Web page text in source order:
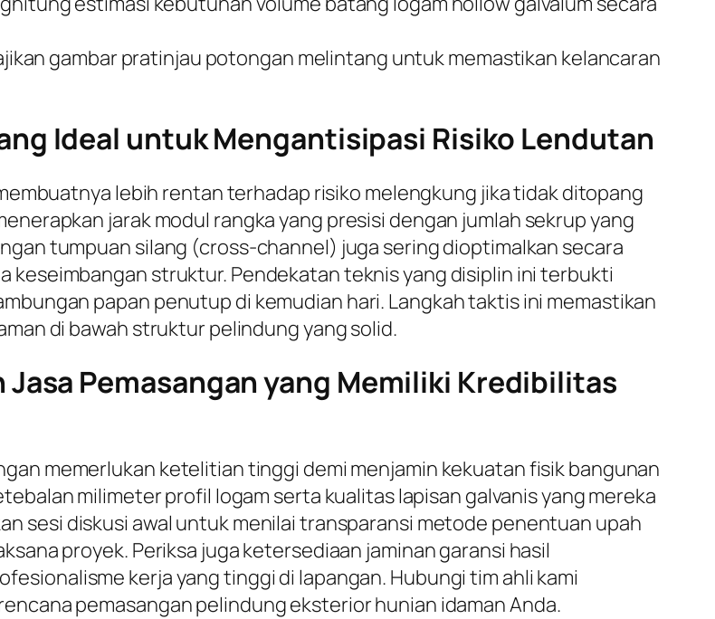
gambar pratinjau potongan melintang untuk memastikan kelancaran
Ideal untuk Mengantisipasi Risiko Lendutan
lebih rentan terhadap risiko melengkung jika tidak ditopang
jarak modul rangka yang presisi dengan jumlah sekrup yang
tumpuan silang (cross-channel) juga sering dioptimalkan secara
keseimbangan struktur. Pendekatan teknis yang disiplin ini terbukti
papan penutup di kemudian hari. Langkah taktis ini memastikan
di bawah struktur pelindung yang solid.
Pemasangan yang Memiliki Kredibilitas
memerlukan ketelitian tinggi demi menjamin kekuatan fisik bangunan
milimeter profil logam serta kualitas lapisan galvanis yang mereka
sesi diskusi awal untuk menilai transparansi metode penentuan upah
proyek. Periksa juga ketersediaan jaminan garansi hasil
kerja yang tinggi di lapangan. Hubungi tim ahli kami
pemasangan pelindung eksterior hunian idaman Anda.